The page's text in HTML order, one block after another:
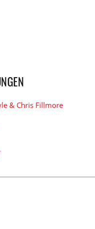
& Chris Fillmore